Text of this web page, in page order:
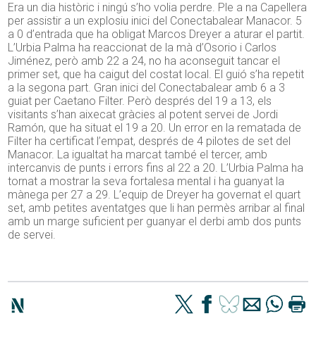
Era un dia històric i ningú s’ho volia perdre. Ple a na Capellera
per assistir a un explosiu inici del Conectabalear Manacor. 5
a 0 d’entrada que ha obligat Marcos Dreyer a aturar el partit.
L’Urbia Palma ha reaccionat de la mà d’Osorio i Carlos
Jiménez, però amb 22 a 24, no ha aconseguit tancar el
primer set, que ha caigut del costat local. El guió s’ha repetit
a la segona part. Gran inici del Conectabalear amb 6 a 3
guiat per Caetano Filter. Però després del 19 a 13, els
visitants s’han aixecat gràcies al potent servei de Jordi
Ramón, que ha situat el 19 a 20. Un error en la rematada de
Filter ha certificat l’empat, després de 4 pilotes de set del
Manacor. La igualtat ha marcat també el tercer, amb
intercanvis de punts i errors fins al 22 a 20. L’Urbia Palma ha
tornat a mostrar la seva fortalesa mental i ha guanyat la
mànega per 27 a 29. L’equip de Dreyer ha governat el quart
set, amb petites aventatges que li han permès arribar al final
amb un marge suficient per guanyar el derbi amb dos punts
de servei.